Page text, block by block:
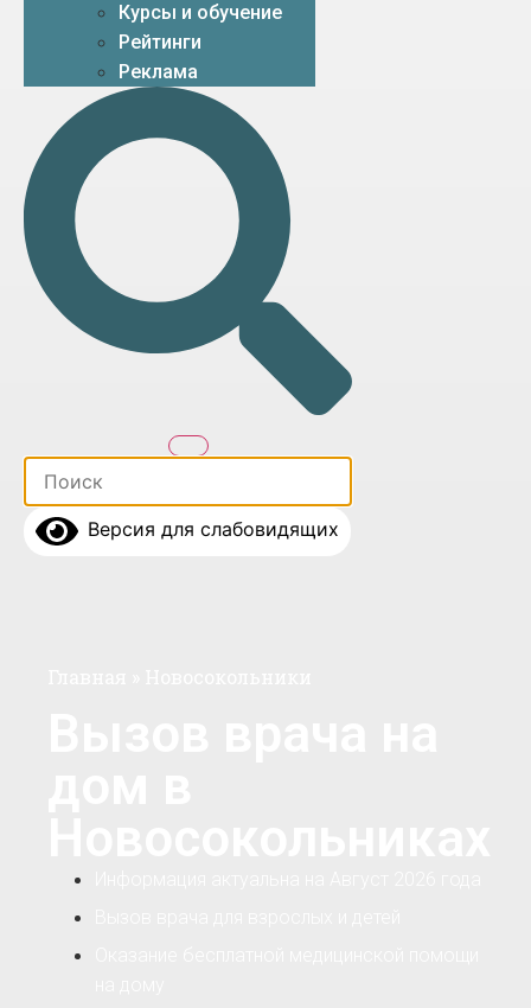
Курсы и обучение
Рейтинги
Реклама
Версия для слабовидящих